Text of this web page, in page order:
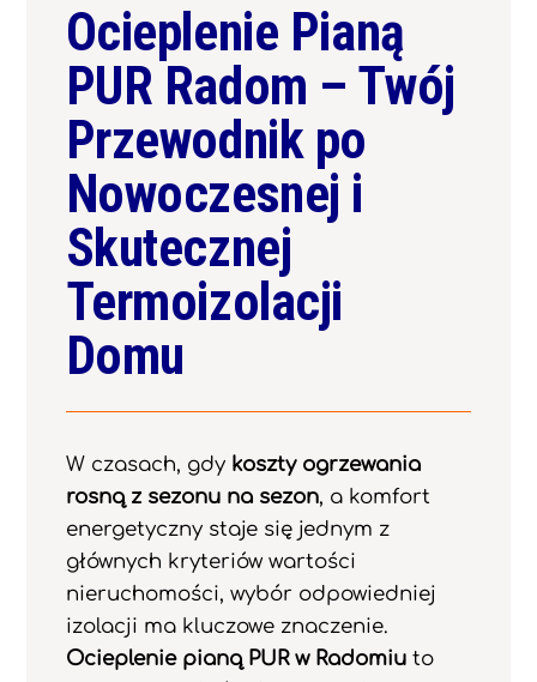
Ocieplenie Pianą
PUR Radom – Twój
Przewodnik po
Nowoczesnej i
Skutecznej
Termoizolacji
Domu
W czasach, gdy koszty ogrzewania
rosną z sezonu na sezon, a komfort
energetyczny staje się jednym z
głównych kryteriów wartości
nieruchomości, wybór odpowiedniej
izolacji ma kluczowe znaczenie.
Ocieplenie pianą PUR w Radomiuto